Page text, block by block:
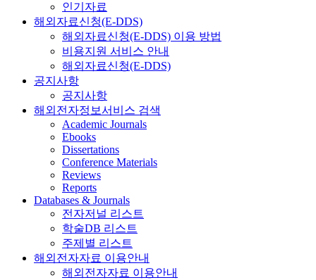
인기자료
해외자료신청(E-DDS)
해외자료신청(E-DDS) 이용 방법
비용지원 서비스 안내
해외자료신청(E-DDS)
공지사항
공지사항
해외전자정보서비스 검색
Academic Journals
Ebooks
Dissertations
Conference Materials
Reviews
Reports
Databases & Journals
전자저널 리스트
학술DB 리스트
주제별 리스트
해외전자자료 이용안내
해외전자자료 이용안내